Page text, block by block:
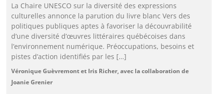
La Chaire UNESCO sur la diversité des expressions
culturelles annonce la parution du livre blanc Vers des
politiques publiques aptes à favoriser la découvrabilité
d’une diversité d’œuvres littéraires québécoises dans
l’environnement numérique. Préoccupations, besoins et
pistes d’action identifiés par les […]
Véronique Guèvremont et Iris Richer, avec la collaboration de
Joanie Grenier